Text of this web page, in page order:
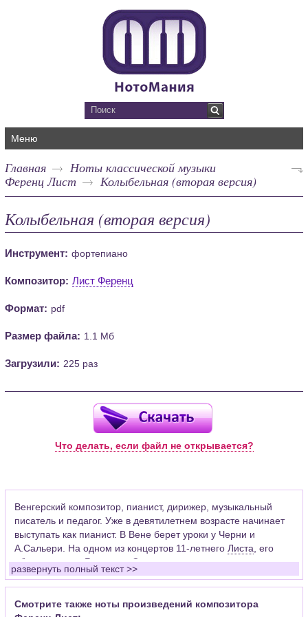
Меню
Главная
Ноты классической музыки
Ференц Лист
Колыбельная (вторая версия)
Колыбельная (вторая версия)
Инструмент: фортепиано
Композитор: Лист Ференц
Формат: pdf
Размер файла: 1.1 Мб
Загрузили: 225 раз
Что делать, если файл не открывается?
Венгерский композитор, пианист, дирижер, музыкальный
писатель и педагог. Уже в девятилетнем возрасте начинает
выступать как пианист. В Вене берет уроки у Черни и
А.Сальери. На одном из концертов 11-летнего Листа , его
«благословил»Бетховен. Сильное влияние на становление
великого музыкального романтика оказали встречи с
Берлиозом,ШопеномиПаганини. Восхищаясь мастерством
скипача-виртуоза, Лист видел и ограниченность такого рода
развернуть полный текст >>
Смотрите также ноты произведений композитора